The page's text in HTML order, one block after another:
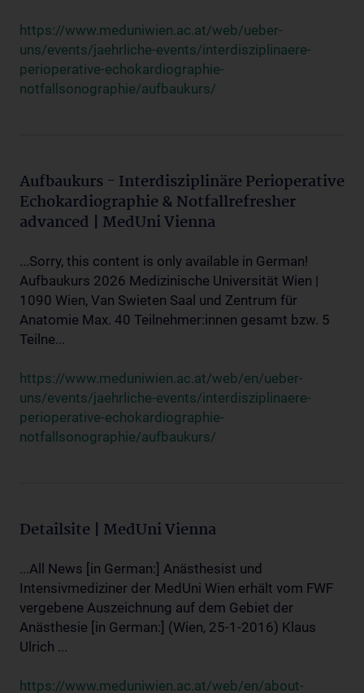
https://www.meduniwien.ac.at/web/ueber-
uns/events/jaehrliche-events/interdisziplinaere-
perioperative-echokardiographie-
notfallsonographie/aufbaukurs/
Aufbaukurs - Interdisziplinäre Perioperative
Echokardiographie & Notfallrefresher
advanced | MedUni Vienna
...Sorry, this content is only available in German!
Aufbaukurs 2026 Medizinische Universität Wien |
1090 Wien, Van Swieten Saal und Zentrum für
Anatomie Max. 40 Teilnehmer:innen gesamt bzw. 5
Teilne...
https://www.meduniwien.ac.at/web/en/ueber-
uns/events/jaehrliche-events/interdisziplinaere-
perioperative-echokardiographie-
notfallsonographie/aufbaukurs/
Detailsite | MedUni Vienna
...All News [in German:] Anästhesist und
Intensivmediziner der MedUni Wien erhält vom FWF
vergebene Auszeichnung auf dem Gebiet der
Anästhesie [in German:] (Wien, 25-1-2016) Klaus
Ulrich ...
https://www.meduniwien.ac.at/web/en/about-